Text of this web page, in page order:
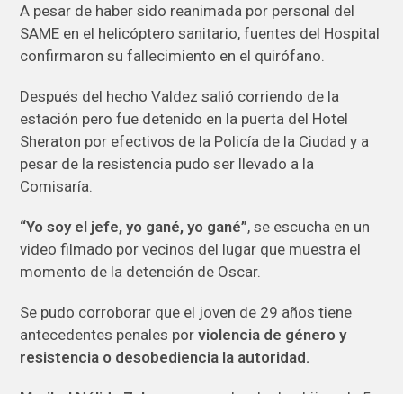
A pesar de haber sido reanimada por personal del
SAME en el helicóptero sanitario, fuentes del Hospital
confirmaron su fallecimiento en el quirófano.
Después del hecho Valdez salió corriendo de la
estación pero fue detenido en la puerta del Hotel
Sheraton por efectivos de la Policía de la Ciudad y a
pesar de la resistencia pudo ser llevado a la
Comisaría.
“Yo soy el jefe, yo gané, yo gané”, se escucha en un
video filmado por vecinos del lugar que muestra el
momento de la detención de Oscar.
Se pudo corroborar que el joven de 29 años tiene
antecedentes penales por violencia de género y
resistencia o desobediencia la autoridad.